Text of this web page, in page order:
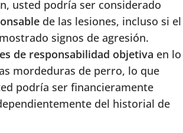
usted podría ser considerado
de las lesiones, incluso si el
signos de agresión.
de responsabilidad objetiva en lo
mordeduras de perro, lo que
podría ser financieramente
del historial de